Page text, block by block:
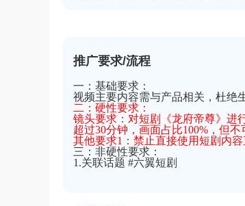
推广要求/流程
一：基础要求：
视频主要内容需与产品相关，杜绝
二：硬性要求：
镜头要求：对短剧《龙府帝尊》进
超过30分钟，画面占比100%，但不
其他要求1：禁止直接使用短剧内
三：非硬性要求：
1.关联话题 #六翼短剧